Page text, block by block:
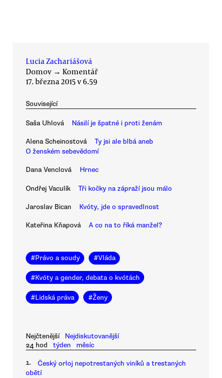
Lucia Zachariášová
Domov → Komentář
17. března 2015 v 6.59
Související
Saša Uhlová Násilí je špatné i proti ženám
Alena Scheinostová
Ty jsi ale blbá aneb
O ženském sebevědomí
Dana Venclová Hrnec
Ondřej Vaculík Tři kočky na zápraží jsou málo
Jaroslav Bican Kvóty, jde o spravedlnost
Kateřina Kňapová A co na to říká manžel?
#Právo a soudy #Vláda
#Kvóty a gender, debata o kvótách
#Lidská práva #Ženy
Nejčtenější
Nejdiskutovanější
24 hod
týden měsíc
1.
Český orloj nepotrestaných viníků a trestaných
obětí